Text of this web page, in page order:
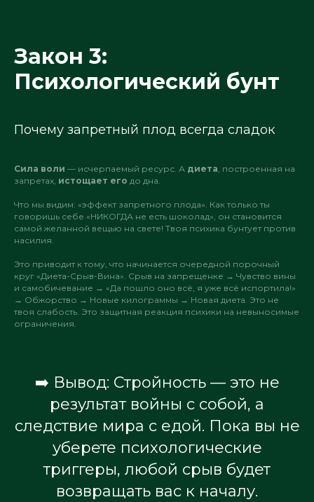
Закон 3:
Психологический бунт
Почему запретный плод всегда сладок
Сила воли — исчерпаемый ресурс. А диета, построенная на
запретах, истощает его до дна.
Что мы видим: «эффект запретного плода». Как только ты
говоришь себе «НИКОГДА не есть шоколад», он становится
самой желанной вещью на свете! Твоя психика бунтует против
насилия.
Это приводит к тому, что начинается очередной порочный
круг «Диета-Срыв-Вина». Срыв на запрещенке → Чувство вины
и самобичевание → «Да пошло оно всё, я уже всё испортила!»
→ Обжорство → Новые килограммы → Новая диета. Это не
твоя слабость. Это защитная реакция психики на невыносимые
ограничения.
➡️ Вывод: Стройность — это не
результат войны с собой, а
следствие мира с едой. Пока вы не
уберете психологические
триггеры, любой срыв будет
возвращать вас к началу.